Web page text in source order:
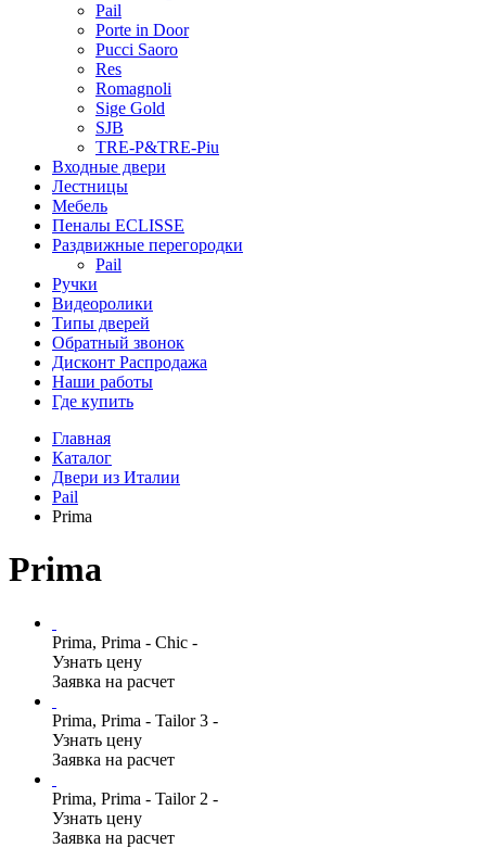
Pail
Porte in Door
Pucci Saoro
Res
Romagnoli
Sige Gold
SJB
TRE-P&TRE-Piu
Входные двери
Лестницы
Мебель
Пеналы ECLISSE
Раздвижные перегородки
Pail
Ручки
Видеоролики
Типы дверей
Обратный звонок
Дисконт Распродажа
Наши работы
Где купить
Главная
Каталог
Двери из Италии
Pail
Prima
Prima
Prima, Prima - Chic -
Узнать цену
Заявка на расчет
Prima, Prima - Tailor 3 -
Узнать цену
Заявка на расчет
Prima, Prima - Tailor 2 -
Узнать цену
Заявка на расчет